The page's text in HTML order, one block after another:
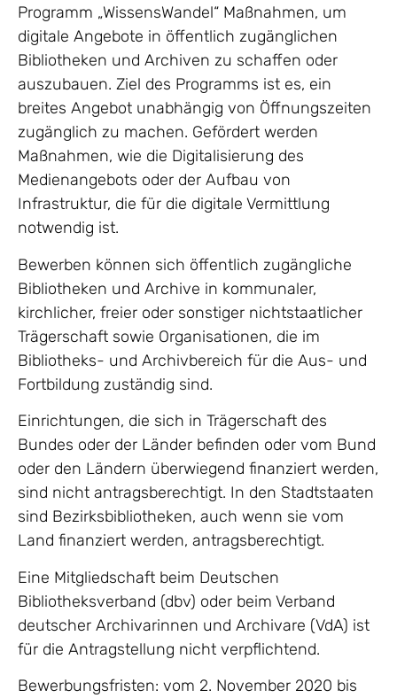
Programm „WissensWandel“ Maßnahmen, um
digitale Angebote in öffentlich zugänglichen
Bibliotheken und Archiven zu schaffen oder
auszubauen. Ziel des Programms ist es, ein
breites Angebot unabhängig von Öffnungszeiten
zugänglich zu machen. Gefördert werden
Maßnahmen, wie die Digitalisierung des
Medienangebots oder der Aufbau von
Infrastruktur, die für die digitale Vermittlung
notwendig ist.
Bewerben können sich öffentlich zugängliche
Bibliotheken und Archive in kommunaler,
kirchlicher, freier oder sonstiger nichtstaatlicher
Trägerschaft sowie Organisationen, die im
Bibliotheks- und Archivbereich für die Aus- und
Fortbildung zuständig sind.
Einrichtungen, die sich in Trägerschaft des
Bundes oder der Länder befinden oder vom Bund
oder den Ländern überwiegend finanziert werden,
sind nicht antragsberechtigt. In den Stadtstaaten
sind Bezirksbibliotheken, auch wenn sie vom
Land finanziert werden, antragsberechtigt.
Eine Mitgliedschaft beim Deutschen
Bibliotheksverband (dbv) oder beim Verband
deutscher Archivarinnen und Archivare (VdA) ist
für die Antragstellung nicht verpflichtend.
Bewerbungsfristen: vom 2. November 2020 bis